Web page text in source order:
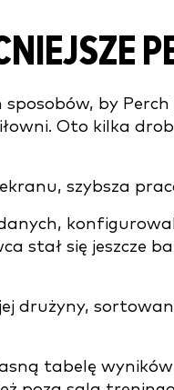
by Perch
Oto kilka
szybsza
stał się jeszcze
drużyny,
tabelę